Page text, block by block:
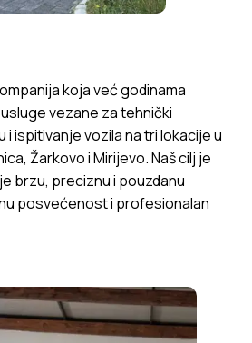
koja već godinama
vezane za tehnički
ispitivanje vozila na tri lokacije u
Žarkovo i Mirijevo. Naš cilj je
brzu, preciznu i pouzdanu
posvećenost i profesionalan